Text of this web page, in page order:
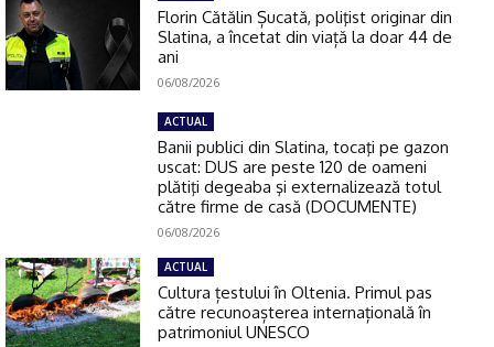
Florin Cătălin Șucată, poliţist originar din
Slatina, a încetat din viață la doar 44 de
ani
06/08/2026
ACTUAL
Banii publici din Slatina, tocaţi pe gazon
uscat: DUS are peste 120 de oameni
plătiţi degeaba şi externalizează totul
către firme de casă (DOCUMENTE)
06/08/2026
ACTUAL
Cultura țestului în Oltenia. Primul pas
către recunoașterea internațională în
patrimoniul UNESCO